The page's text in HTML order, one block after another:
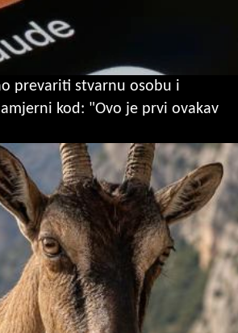
prevariti stvarnu osobu i
kod: "Ovo je prvi ovakav